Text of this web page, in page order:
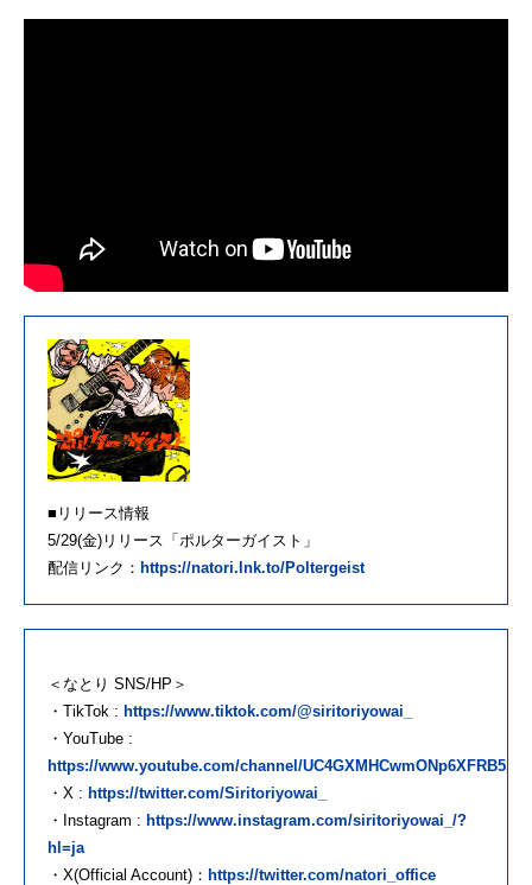
■リリース情報
5/29(金)リリース「ポルターガイスト」
配信リンク： https://natori.lnk.to/Poltergeist
＜なとり SNS/HP＞
・TikTok : https://www.tiktok.com/@siritoriyowai_
・YouTube :
https://www.youtube.com/channel/
・X : https://twitter.com/Siritoriyowai_
・Instagram : https://www.instagram.com/siritoriyowai_/?
hl=ja
・X(Official Account)： https://twitter.com/natori_office